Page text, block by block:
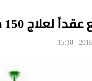
مع مستشفى بتعز